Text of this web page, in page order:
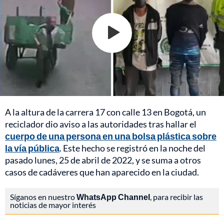
A la altura de la carrera 17 con calle 13 en Bogotá, un
reciclador dio aviso a las autoridades tras hallar el
cuerpo de una persona en una bolsa plástica sobre
la vía pública. Este hecho se registró en la noche del
pasado lunes, 25 de abril de 2022, y se suma a otros
casos de cadáveres que han aparecido en la ciudad.
Síganos en nuestroWhatsApp Channel , para recibir las
noticias de mayor interés